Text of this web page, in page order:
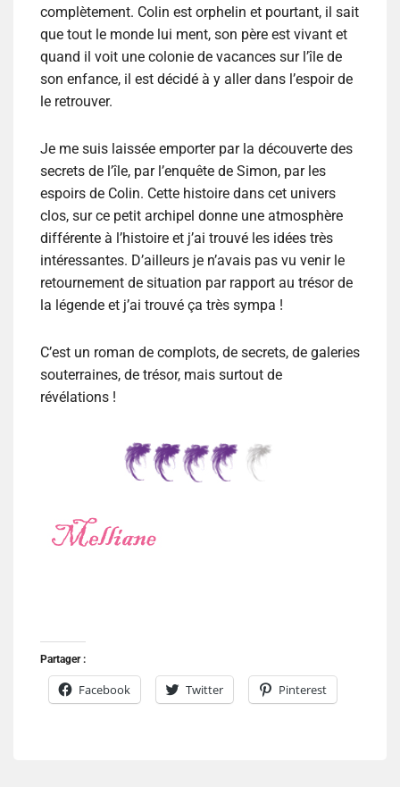
complètement. Colin est orphelin et pourtant, il sait
que tout le monde lui ment, son père est vivant et
quand il voit une colonie de vacances sur l’île de
son enfance, il est décidé à y aller dans l’espoir de
le retrouver.
Je me suis laissée emporter par la découverte des
secrets de l’île, par l’enquête de Simon, par les
espoirs de Colin. Cette histoire dans cet univers
clos, sur ce petit archipel donne une atmosphère
différente à l’histoire et j’ai trouvé les idées très
intéressantes. D’ailleurs je n’avais pas vu venir le
retournement de situation par rapport au trésor de
la légende et j’ai trouvé ça très sympa !
C’est un roman de complots, de secrets, de galeries
souterraines, de trésor, mais surtout de
révélations !
Partager :
Facebook Twitter Pinterest